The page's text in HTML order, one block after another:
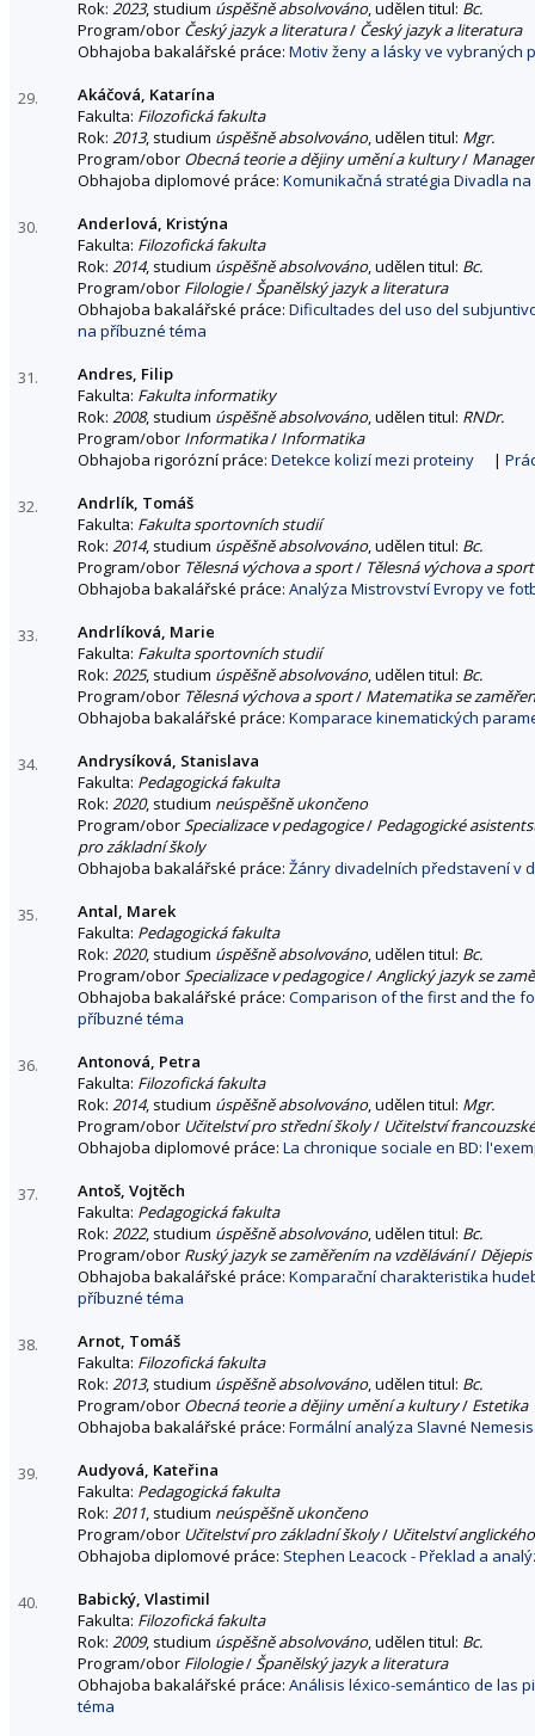
Rok: 2023, studium úspěšně absolvováno, udělen titul: Bc.
Program/obor Český jazyk a literatura/ Český jazyk a literatura
Obhajoba bakalářské práce: Motiv ženy a lásky ve vybraných
29.
Akáčová, Katarína
Fakulta: Filozofická fakulta
Rok: 2013, studium úspěšně absolvováno, udělen titul: Mgr.
Program/obor Obecná teorie a dějiny umění a kultury/
Obhajoba diplomové práce: Komunikačná stratégia Divadla
30.
Anderlová, Kristýna
Fakulta: Filozofická fakulta
Rok: 2014, studium úspěšně absolvováno, udělen titul: Bc.
Program/obor Filologie/Španělský jazyk a literatura
Obhajoba bakalářské práce: Dificultades del uso del
na příbuzné téma
31.
Andres, Filip
Fakulta: Fakulta informatiky
Rok: 2008, studium úspěšně absolvováno, udělen titul: RNDr.
Program/obor Informatika/ Informatika
Obhajoba rigorózní práce: Detekce kolizí mezi proteiny |
32.
Andrlík, Tomáš
Fakulta: Fakulta sportovních studií
Rok: 2014, studium úspěšně absolvováno, udělen titul: Bc.
Program/obor Tělesná výchova a sport/ Tělesná výchova a sport
Obhajoba bakalářské práce: Analýza Mistrovství Evropy ve
33.
Andrlíková, Marie
Fakulta: Fakulta sportovních studií
Rok: 2025, studium úspěšně absolvováno, udělen titul: Bc.
Program/obor Tělesná výchova a sport/ Matematika se
Obhajoba bakalářské práce: Komparace kinematických
34.
Andrysíková, Stanislava
Fakulta: Pedagogická fakulta
Rok: 2020, studium neúspěšně ukončeno
Program/oborSpecializace v pedagogice/ Pedagogické
pro základní školy
Obhajoba bakalářské práce: Žánry divadelních představení v
35.
Antal, Marek
Fakulta: Pedagogická fakulta
Rok: 2020, studium úspěšně absolvováno, udělen titul: Bc.
Program/oborSpecializace v pedagogice/Anglický jazyk se
Obhajoba bakalářské práce: Comparison of the first and the
příbuzné téma
36.
Antonová, Petra
Fakulta: Filozofická fakulta
Rok: 2014, studium úspěšně absolvováno, udělen titul: Mgr.
Program/obor Učitelství pro střední školy/ Učitelství
Obhajoba diplomové práce: La chronique sociale en BD:
37.
Antoš, Vojtěch
Fakulta: Pedagogická fakulta
Rok: 2022, studium úspěšně absolvováno, udělen titul: Bc.
Program/obor Ruský jazyk se zaměřením na vzdělávání/
Obhajoba bakalářské práce: Komparační charakteristika
příbuzné téma
38.
Arnot, Tomáš
Fakulta: Filozofická fakulta
Rok: 2013, studium úspěšně absolvováno, udělen titul: Bc.
Program/obor Obecná teorie a dějiny umění a kultury/ Estetika
Obhajoba bakalářské práce: Formální analýza Slavné Nemesis
39.
Audyová, Kateřina
Fakulta: Pedagogická fakulta
Rok: 2011, studium neúspěšně ukončeno
Program/obor Učitelství pro základní školy/ Učitelství
Obhajoba diplomové práce: Stephen Leacock - Překlad a
40.
Babický, Vlastimil
Fakulta: Filozofická fakulta
Rok: 2009, studium úspěšně absolvováno, udělen titul: Bc.
Program/obor Filologie/Španělský jazyk a literatura
Obhajoba bakalářské práce: Análisis léxico-semántico de las
téma